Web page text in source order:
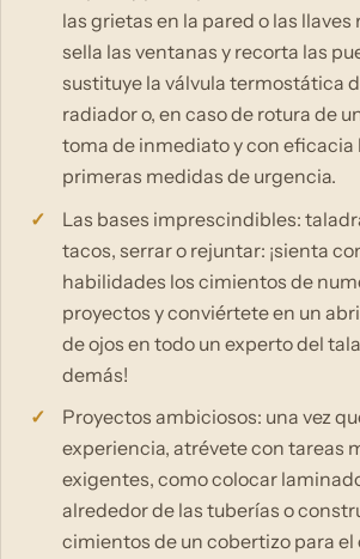
las grietas en la pared o las llaves
sella las ventanas y recorta las
sustituye la válvula termostática
radiador o, en caso de rotura de
toma de inmediato y con eficacia
primeras medidas de urgencia.
Las bases imprescindibles:
tacos, serrar o rejuntar: ¡sienta
habilidades los cimientos de
proyectos y conviértete en un
de ojos en todo un experto del
demás!
Proyectos ambiciosos: una vez
experiencia, atrévete con tareas
exigentes, como colocar
alrededor de las tuberías o
cimientos de un cobertizo para el